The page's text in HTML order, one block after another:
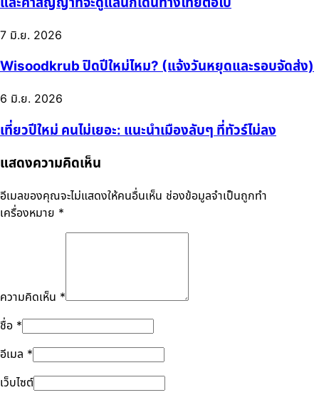
7 มิ.ย. 2026
Wisoodkrub ปิดปีใหม่ไหม? (แจ้งวันหยุดและรอบจัดส่ง)
6 มิ.ย. 2026
เที่ยวปีใหม่ คนไม่เยอะ: แนะนำเมืองลับๆ ที่ทัวร์ไม่ลง
แสดงความคิดเห็น
อีเมลของคุณจะไม่แสดงให้คนอื่นเห็น ช่องข้อมูลจำเป็นถูกทำ
เครื่องหมาย *
ความคิดเห็น *
ชื่อ *
อีเมล *
เว็บไซต์